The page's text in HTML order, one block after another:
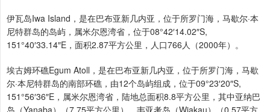
伊瓦岛Iwa Island，是在巴布亚新几内亚，位于所罗门海，马歇尔·本
尼特群岛的岛屿，属米尔恩湾省，位于08°42′14.02″S,
151°40′33.14″E，面积2.87平方公里，人口766人（2000年）。
埃古姆环礁Egum Atoll，是在巴布亚新几内亚，位于所罗门海，马歇
尔·本尼特群岛的南部环礁，由12个岛屿组成，位于09°23′20″S,
151°56′36″E，属米尔恩湾省，陆地总面积8.8平方公里，其中亚纳巴